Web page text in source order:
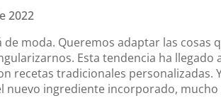
2022
de moda. Queremos adaptar las cosas
Esta tendencia ha llegado
recetas tradicionales personalizadas.
nuevo ingrediente incorporado, mucho